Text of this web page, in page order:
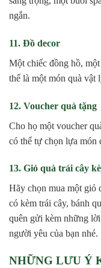
ngắn.
11. Đồ decor
Một chiếc đồng hồ,
thể là một món quà vật
12. Voucher quà tặng
Cho họ một voucher
có thể tự chọn lựa món
13. Giỏ quà trái cây
Hãy chọn mua một giỏ
có kèm trái cây, bánh
quên gửi kèm những
người yêu của bạn nhé.
NHỮNG LƯU Ý